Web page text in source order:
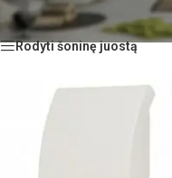
Pradžia/Komforto valdymas/
Rodyti šoninę juostą